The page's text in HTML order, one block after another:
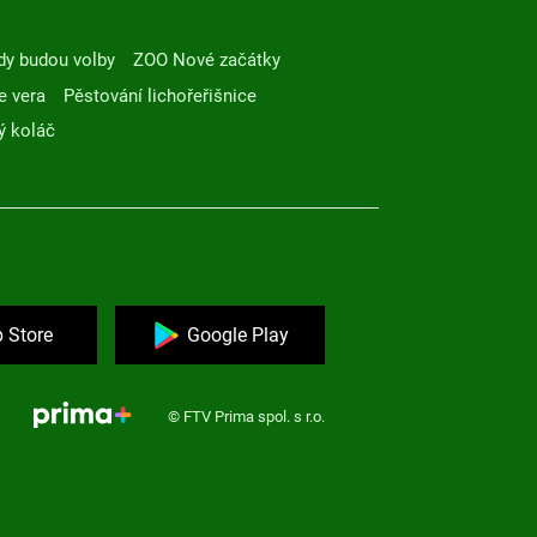
budou volby
ZOO Nové začátky
vera
Pěstování lichořeřišnice
koláč
Store Google Play
© FTV Prima spol. s r.o.